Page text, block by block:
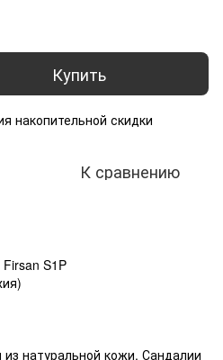
Купить
накопительной скидки
К сравнению
Firsan S1P
натуральной кожи. Сандалии